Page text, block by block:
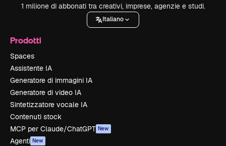
1 milione di abbonati tra creativi, imprese, agenzie e studi.
Italiano
Prodotti
Spaces
Assistente IA
Generatore di immagini IA
Generatore di video IA
Sintetizzatore vocale IA
Contenuti stock
MCP per Claude/ChatGPT New
Agenti New